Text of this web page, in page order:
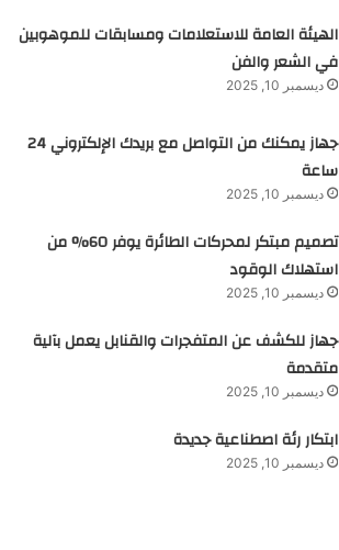
الهيئة العامة للاستعلامات ومسابقات للموهوبين
في الشعر والفن
ديسمبر 10, 2025
جهاز يمكنك من التواصل مع بريدك الإلكتروني 24
ساعة
ديسمبر 10, 2025
تصميم مبتكر لمحركات الطائرة يوفر 60% من
استهلاك الوقود
ديسمبر 10, 2025
جهاز للكشف عن المتفجرات والقنابل يعمل بآلية
متقدمة
ديسمبر 10, 2025
ابتكار رئة اصطناعية جديدة
ديسمبر 10, 2025